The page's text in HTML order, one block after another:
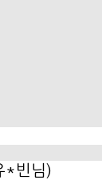
*빈님)